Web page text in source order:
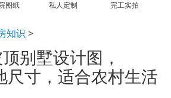
图纸 私人定制 完工实拍
知识 >
别墅设计图，
尺寸，适合农村生活